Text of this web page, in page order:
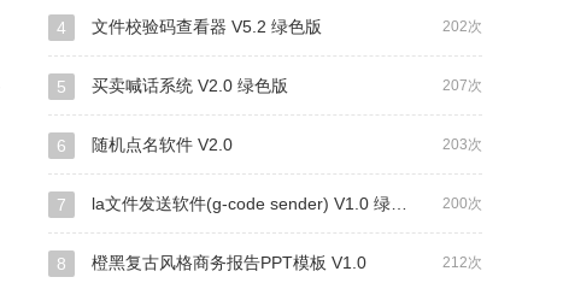
202次
4 文件校验码查看器 V5.2 绿色版
207次
5 买卖喊话系统 V2.0 绿色版
203次
6 随机点名软件 V2.0
200次
7 la文件发送软件(g-code sender) V1.0 绿色版
212次
8 橙黑复古风格商务报告PPT模板 V1.0